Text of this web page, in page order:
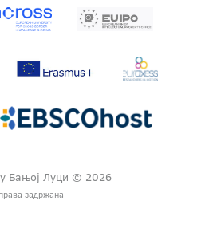
у Бањој Луци © 2026
задржана